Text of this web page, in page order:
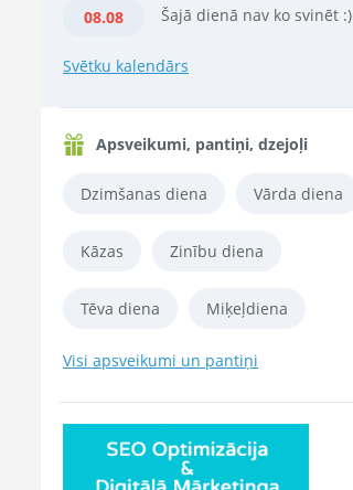
08.08 Šajā dienā nav ko svinēt :)
Svētku kalendārs
Apsveikumi, pantiņi, dzejoļi
Dzimšanas diena Vārda diena
Kāzas Zinību diena
Tēva diena Miķeļdiena
Visi apsveikumi un pantiņi